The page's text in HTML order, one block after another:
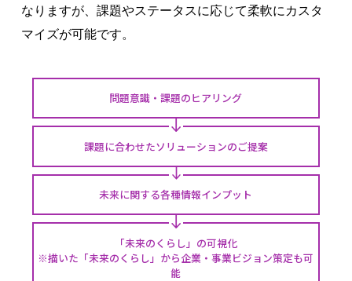
なりますが、課題やステータスに応じて柔軟にカスタ
マイズが可能です。
問題意識・課題のヒアリング
課題に合わせたソリューションのご提案
未来に関する各種情報インプット
「未来のくらし」の可視化
※描いた「未来のくらし」から企業・事業ビジョン策定も可
能